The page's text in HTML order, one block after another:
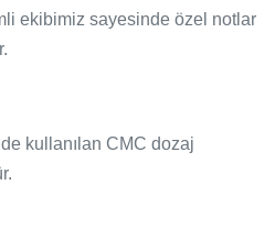
ekibimiz sayesinde özel notlar
kullanılan CMC dozaj